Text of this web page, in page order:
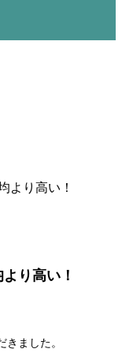
より高い！
り高い！
ました。